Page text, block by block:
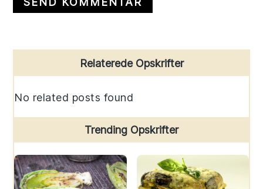
Sidebar
Relaterede Opskrifter
No related posts found
Trending Opskrifter